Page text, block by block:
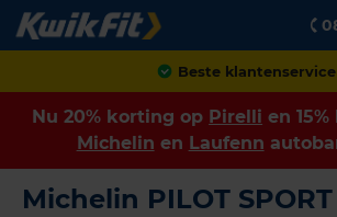
Beste klantenservice
Nu 20% korting op Pirelli en
Michelin en Laufenn
Michelin PILOT